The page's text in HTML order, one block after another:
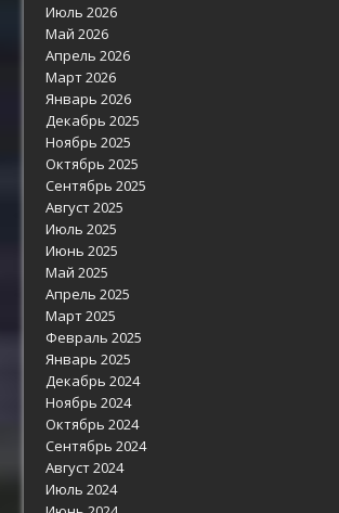
Июль 2026
Май 2026
Апрель 2026
Март 2026
Январь 2026
Декабрь 2025
Ноябрь 2025
Октябрь 2025
Сентябрь 2025
Август 2025
Июль 2025
Июнь 2025
Май 2025
Апрель 2025
Март 2025
Февраль 2025
Январь 2025
Декабрь 2024
Ноябрь 2024
Октябрь 2024
Сентябрь 2024
Август 2024
Июль 2024